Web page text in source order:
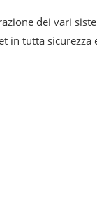
dei vari
in tutta